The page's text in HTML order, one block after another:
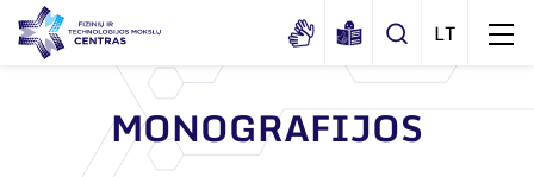
Apie mus
MONOGRAFIJOS